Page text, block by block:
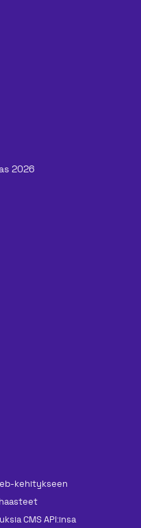
2026
kehitykseen
CMS API:insa